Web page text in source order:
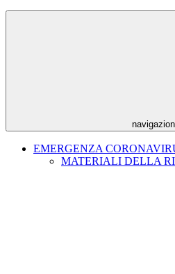
EMERGENZA
MATERIALI DELLA